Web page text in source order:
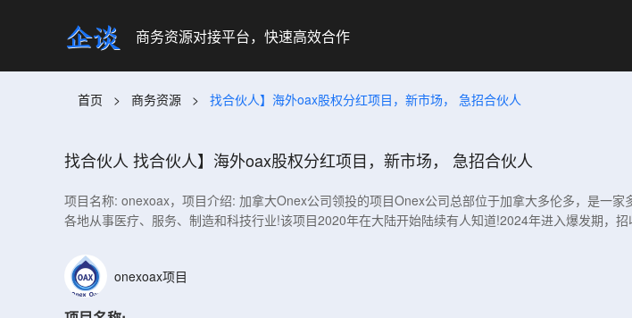
商务资源对接平台，快速高效合作
首页 > 商务资源 > 找合伙人】海外oax股权分红项目，新市场， 急招合伙人
找合伙人 找合伙人】海外oax股权分红项目，新市场， 急招合伙人
项目名称: onexoax，项目介绍: 加拿大Onex公司领投的项目Onex公司总部位于加拿大多伦多，是一
各地从事医疗、服务、制造和科技行业!该项目2020年在大陆开始陆续有人知道!2024年进入爆发期，
onexoax项目